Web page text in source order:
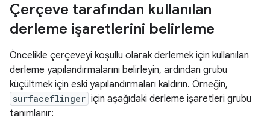
Çerçeve tarafından kullanılan
derleme işaretlerini belirleme
Öncelikle çerçeveyi koşullu olarak derlemek için kullanılan
derleme yapılandırmalarını belirleyin, ardından grubu
küçültmek için eski yapılandırmaları kaldırın. Örneğin,
surfaceflinger için aşağıdaki derleme işaretleri grubu
tanımlanır: